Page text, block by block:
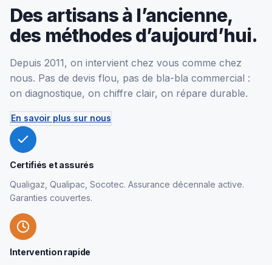
Des artisans à l’ancienne,
des méthodes d’aujourd’hui.
Depuis 2011, on intervient chez vous comme chez
nous. Pas de devis flou, pas de bla-bla commercial :
on diagnostique, on chiffre clair, on répare durable.
En savoir plus sur nous
Certifiés et assurés
Qualigaz, Qualipac, Socotec. Assurance décennale active.
Garanties couvertes.
Intervention rapide